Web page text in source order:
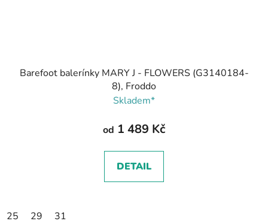
Barefoot balerínky MARY J - FLOWERS (G3140184-
8), Froddo
Skladem*
od 1 489 Kč
DETAIL
25 29 31